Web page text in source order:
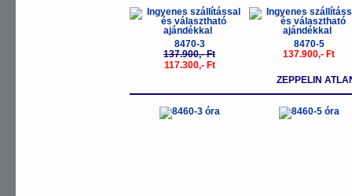
8470-3
137.900,- Ft
117.300,- Ft
8470-5
137.900,- Ft
ZEPPELIN